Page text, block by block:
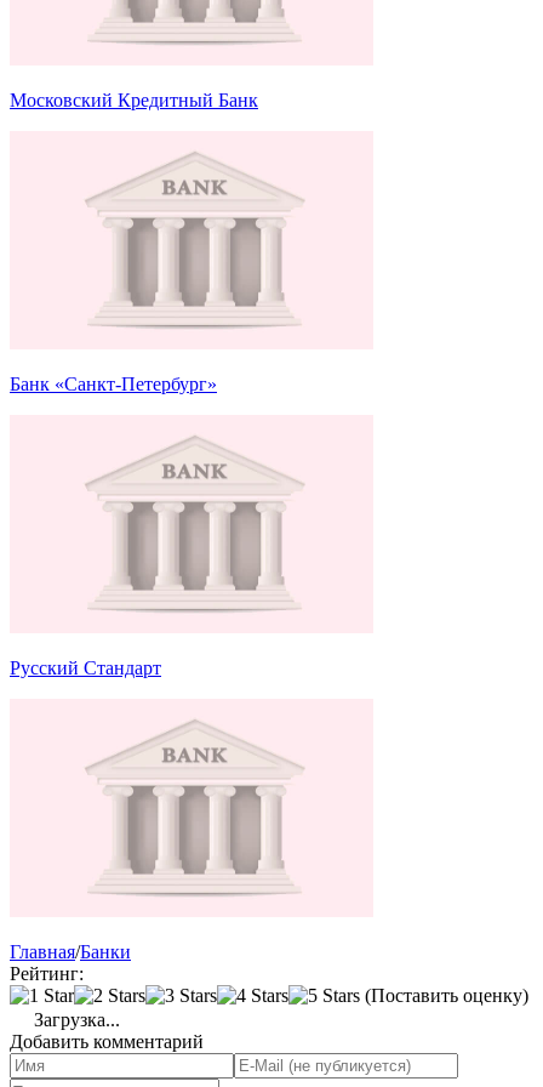
Московский Кредитный Банк
Банк «Санкт-Петербург»
Русский Стандарт
Главная/Банки
Рейтинг:
(Поставить оценку)
Загрузка...
Добавить комментарий